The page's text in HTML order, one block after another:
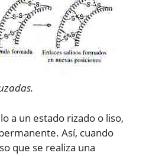
a un estado rizado o liso,
Así, cuando
que se realiza una